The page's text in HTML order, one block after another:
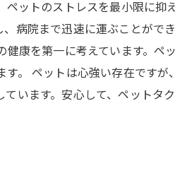
ペットのストレスを最小限に抑
病院まで迅速に運ぶことがで
康を第一に考えています。ペ
。 ペットは心強い存在ですが
います。安心して、ペットタ